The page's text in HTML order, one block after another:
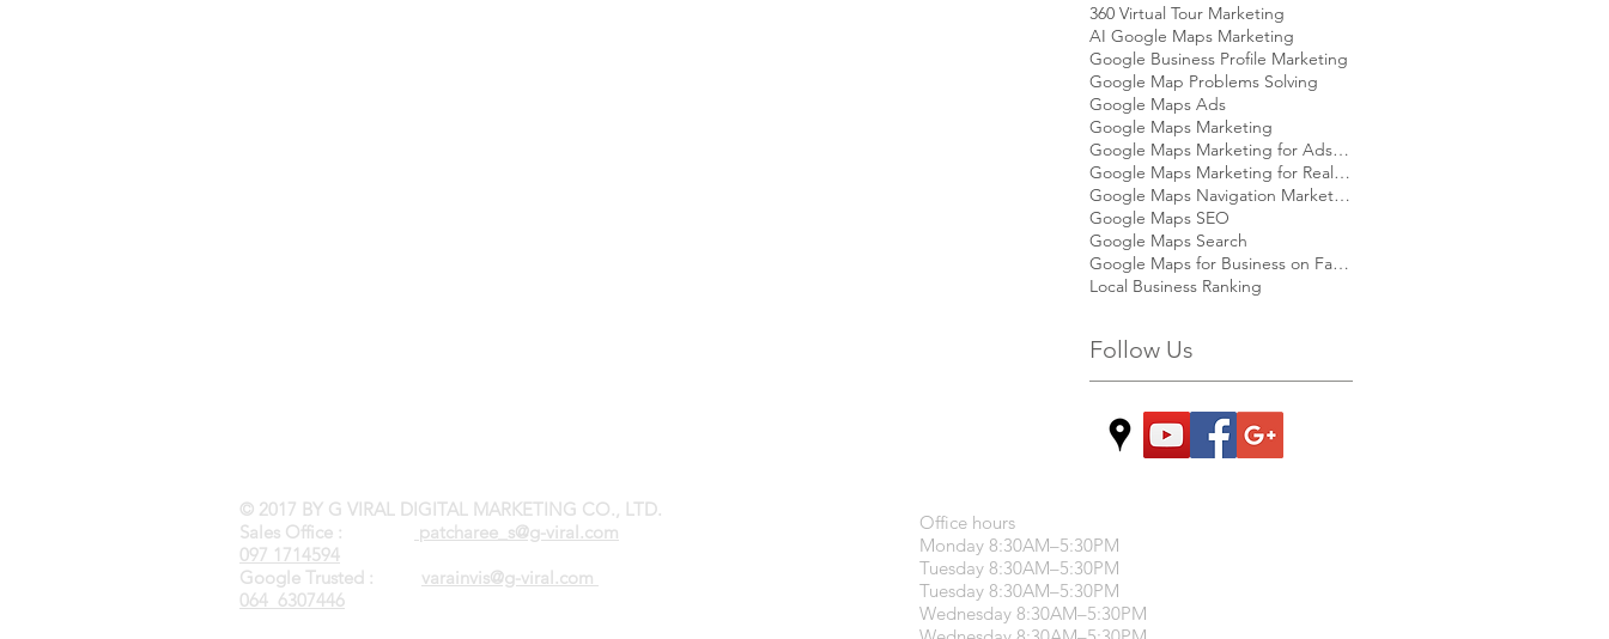
360 Virtual Tour Marketing
AI Google Maps Marketing
Google Business Profile Marketing
Google Map Problems Solving
Google Maps Ads
Google Maps Marketing
Google Maps Marketing for Ads Agency
Google Maps Marketing for Real estate
Google Maps Navigation Marketing
Google Maps SEO
Google Maps Search
Google Maps for Business on Facebook
Local Business Ranking
Follow Us
© 2017 BY G VIRAL DIGITAL MARKETING CO., LTD.
Sales Office :
patcharee_s@g-viral.com
097 1714594
Google Trusted : varainvis@g-viral.com
064 6307446
Office hours
Monday 8:30AM–5:30PM
Tuesday 8:30AM–5:30PM
Tuesday 8:30AM–5:30PM
Wednesday 8:30AM–5:30PM